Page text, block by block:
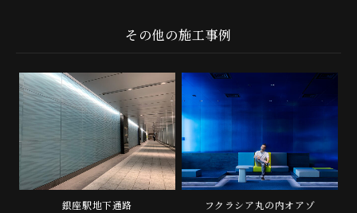
その他の施工事例
銀座駅地下通路 フクラシア丸の内オアゾ